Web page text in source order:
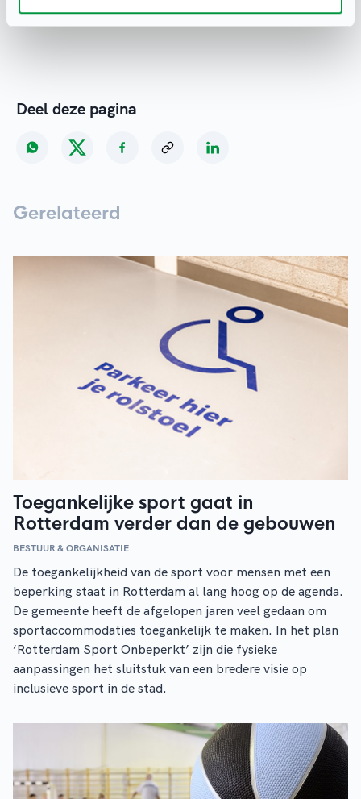
Deel deze pagina
Gerelateerd
Toegankelijke sport gaat in
Rotterdam verder dan de gebouwen
BESTUUR & ORGANISATIE
De toegankelijkheid van de sport voor mensen met een
beperking staat in Rotterdam al lang hoog op de agenda.
De gemeente heeft de afgelopen jaren veel gedaan om
sportaccommodaties toegankelijk te maken. In het plan
‘Rotterdam Sport Onbeperkt’ zijn die fysieke
aanpassingen het sluitstuk van een bredere visie op
inclusieve sport in de stad.